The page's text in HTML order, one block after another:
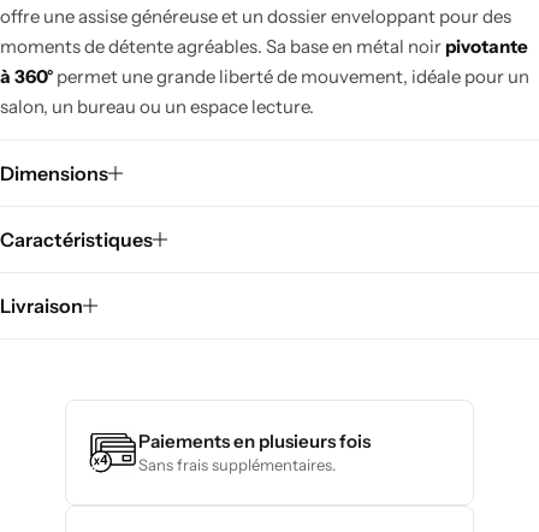
offre une assise généreuse et un dossier enveloppant pour des
moments de détente agréables. Sa base en métal noir pivotante
à 360° permet une grande liberté de mouvement, idéale pour un
salon, un bureau ou un espace lecture.
Dimensions
Caractéristiques
Livraison
Paiements en plusieurs fois
Sans frais supplémentaires.